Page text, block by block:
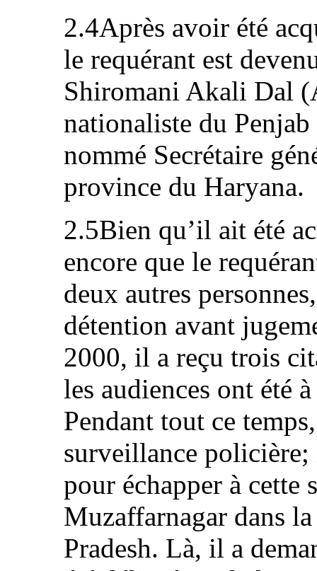
2.4Après avoir été
le requérant est
Shiromani Akali Dal
nationaliste du
nommé Secrétaire
province du Haryana.
2.5Bien qu’il ait été
encore que le
deux autres
détention avant
2000, il a reçu trois
les audiences ont été
Pendant tout ce
surveillance policière;
pour échapper à cette
Muzaffarnagar dans
Pradesh. Là, il a